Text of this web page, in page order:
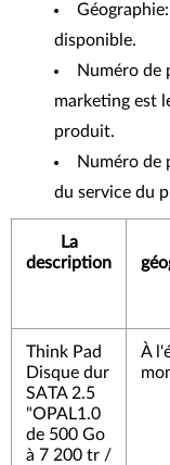
disponible.
Numéro de
marketing est
produit.
Numéro de
du service du
La
description
Think Pad
Disque dur
SATA 2.5
"OPAL1.0
de 500 Go
à 7 200 tr /
À